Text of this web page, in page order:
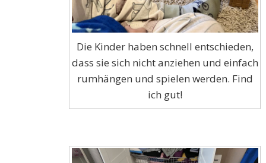
Die Kinder haben schnell entschieden,
dass sie sich nicht anziehen und einfach
rumhängen und spielen werden. Find
ich gut!